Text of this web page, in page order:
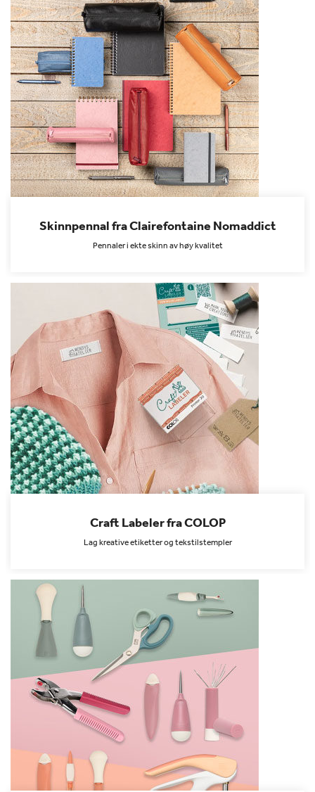
Skinnpennal fra Clairefontaine Nomaddict
Pennaler i ekte skinn av høy kvalitet
Craft Labeler fra COLOP
Lag kreative etiketter og tekstilstempler